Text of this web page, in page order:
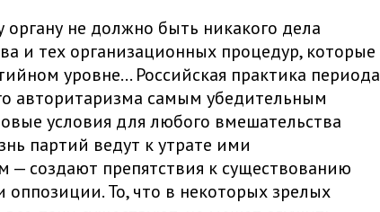
не должно быть никакого дела
и тех организационных процедур, которые
уровне… Российская практика периода
авторитаризма самым убедительным
условия для любого вмешательства
партий ведут к утрате ими
— создают препятствия к существованию
оппозиции. То, что в некоторых зрелых